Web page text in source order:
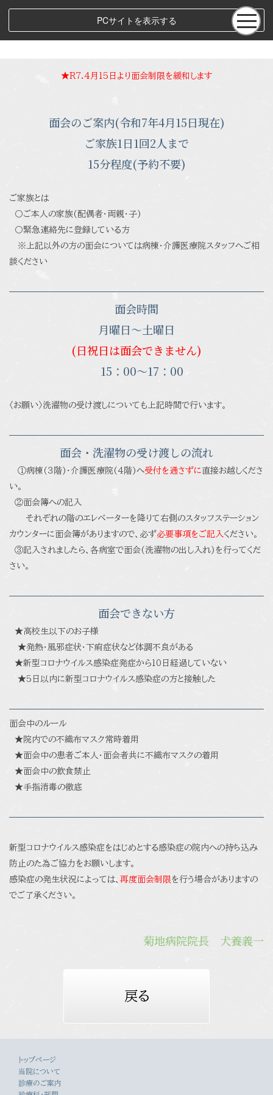
PCサイトを表示する
★R7.4月15日より面会制限を緩和します
面会のご案内(令和7年4月15日現在)
ご家族1日1回2人まで
15分程度(予約不要)
ご家族とは
〇ご本人の家族(配偶者・両親・子)
〇緊急連絡先に登録している方
※上記以外の方の面会については病棟・介護医療院スタッフへご相
談ください
面会時間
月曜日〜土曜日
(日祝日は面会できません)
15：00〜17：00
〈お願い〉洗濯物の受け渡しについても上記時間で行います。
面会・洗濯物の受け渡しの流れ
①病棟(３階)・介護医療院(４階)へ受付を通さずに直接お越しくださ
い。
②面会簿への記入
それぞれの階のエレベーターを降りて右側のスタッフステーション
カウンターに面会簿がありますので、必ず必要事項をご記入ください。
③記入されましたら、各病室で面会(洗濯物の出し入れ)を行ってくだ
さい。
面会できない方
★高校生以下のお子様
★発熱・風邪症状・下痢症状など体調不良がある
★新型コロナウイルス感染症発症から10日経過していない
★5日以内に新型コロナウイルス感染症の方と接触した
面会中のルール
★院内での不織布マスク常時着用
★面会中の患者ご本人・面会者共に不織布マスクの着用
★面会中の飲食禁止
★手指消毒の徹底
新型コロナウイルス感染症をはじめとする感染症の院内への持ち込み
防止のた為ご協力をお願いします。
感染症の発生状況によっては、 再度面会制限 を行う場合がありますの
でご了承ください。
菊地病院院長 犬養義一
戻る
トップページ
当院について
診療のご案内